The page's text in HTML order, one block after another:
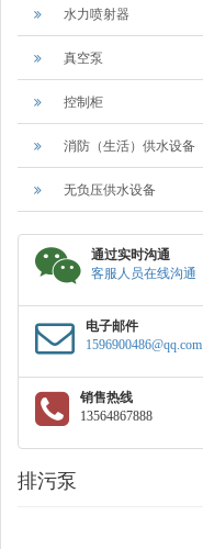
水力喷射器
真空泵
控制柜
消防（生活）供水设备
无负压供水设备
通过实时沟通
客服人员在线沟通
电子邮件
1596900486@qq.com
销售热线
13564867888
排污泵